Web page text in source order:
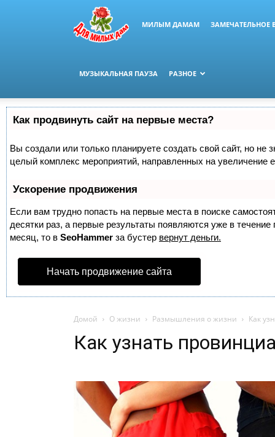
МИЛЫМ ДАМАМ ЗАМЕЧАТЕЛЬНОЕ
МУЗЫКАЛЬНАЯ ПАУЗА РАЗНОЕ
Как продвинуть сайт на первые места?
Вы создали или только планируете создать свой сайт, но не
целый комплекс мероприятий, направленных на увеличение
Ускорение продвижения
Если вам трудно попасть на первые места в поиске
десятки раз, а первые результаты появляются уже в
месяц, то в SeoHammer за бустер вернут деньги.
Начать продвижение сайта
Домой О жизни Размышления о жизни Как
Как узнать